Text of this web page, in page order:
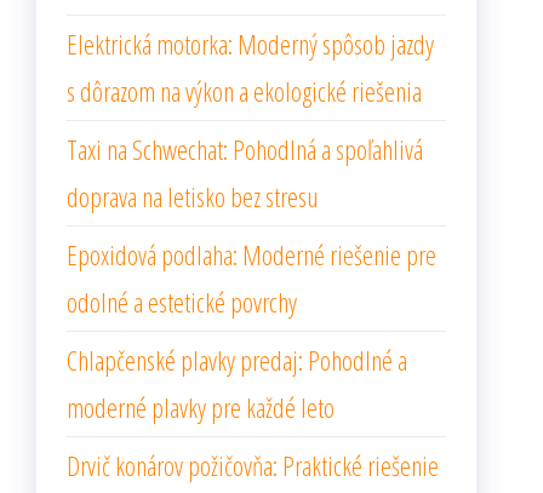
Elektrická motorka: Moderný spôsob jazdy
s dôrazom na výkon a ekologické riešenia
Taxi na Schwechat: Pohodlná a spoľahlivá
doprava na letisko bez stresu
Epoxidová podlaha: Moderné riešenie pre
odolné a estetické povrchy
Chlapčenské plavky predaj: Pohodlné a
moderné plavky pre každé leto
Drvič konárov požičovňa: Praktické riešenie